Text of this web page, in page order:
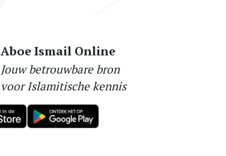
Aboe Ismail Online
Jouw betrouwbare bron
voor Islamitische kennis